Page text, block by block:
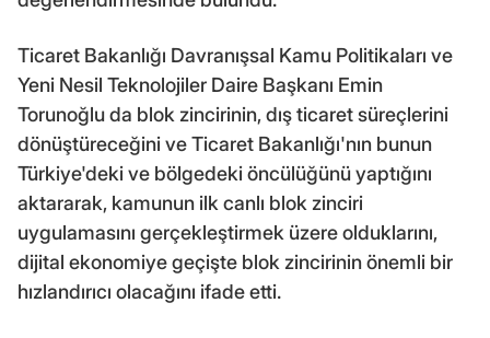
Ticaret Bakanlığı Davranışsal Kamu Politikaları ve
Yeni Nesil Teknolojiler Daire Başkanı Emin
Torunoğlu da blok zincirinin, dış ticaret süreçlerini
dönüştüreceğini ve Ticaret Bakanlığı'nın bunun
Türkiye'deki ve bölgedeki öncülüğünü yaptığını
aktararak, kamunun ilk canlı blok zinciri
uygulamasını gerçekleştirmek üzere olduklarını,
dijital ekonomiye geçişte blok zincirinin önemli bir
hızlandırıcı olacağını ifade etti.